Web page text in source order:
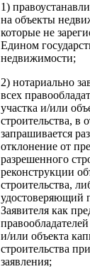
1)
на объекты
которые не
Едином
недвижимости;
2) нотариально
всех
участка и/или
строительства, в
запрашивается
отклонение от
разрешенного
реконструкции
строительства,
удостоверяющий
Заявителя как
и/или объекта
строительства
заявления;